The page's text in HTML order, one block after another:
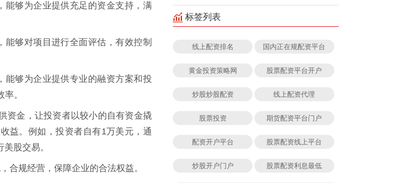
能够为企业提供充足的资金支持，满
够对项目进行全面评估，有效控制
能够为企业提供专业的融资方案和投
。
资金，让投资者以较小的自有资金撬
益。例如，投资者自有1万美元，通
股交易。
合规经营，保障企业的合法权益。
标签列表
线上配资排名 国内正在规配资平台
黄金投资策略网 股票配资平台开户
炒股炒股配资 线上配资代理
股票投资 期货配资平台门户
配资开户平台 股票配资线上平台
炒股开户门户 股票配资利息最低